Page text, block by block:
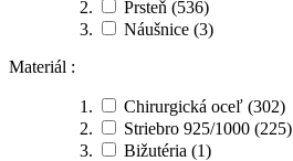
Prsteň (536)
Náušnice (3)
Materiál :
Chirurgická oceľ (302)
Striebro 925/1000 (225)
Bižutéria (1)